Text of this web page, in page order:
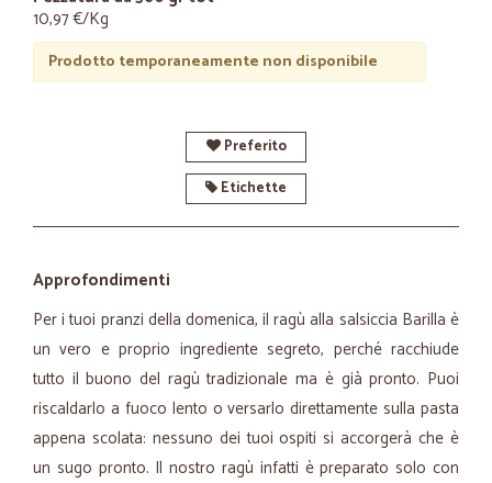
10,97 €/Kg
Prodotto temporaneamente non disponibile
Preferito
Etichette
Approfondimenti
Per i tuoi pranzi della domenica, il ragù alla salsiccia Barilla è
un vero e proprio ingrediente segreto, perché racchiude
tutto il buono del ragù tradizionale ma è già pronto. Puoi
riscaldarlo a fuoco lento o versarlo direttamente sulla pasta
appena scolata: nessuno dei tuoi ospiti si accorgerà che è
un sugo pronto. Il nostro ragù infatti è preparato solo con